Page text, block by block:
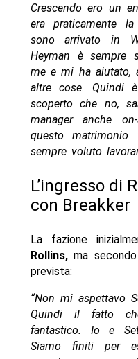
Crescendo ero un
era praticamente
sono arrivato in
Heyman è sempre
me e mi ha aiutato,
altre cose. Quindi
scoperto che no,
manager anche
questo matrimonio
sempre voluto
L’ingresso di
con Breakker
La fazione
Rollins,ma secondo
prevista:
“Non mi aspettavo
Quindi il fatto
fantastico. Io e
Siamo finiti per